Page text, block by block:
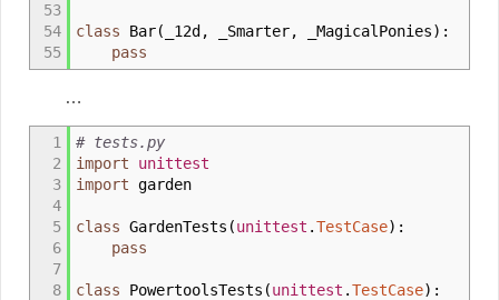
53
54
55
class Bar( _12d , _Smarter, _MagicalPonies) :
pass
…
1
2
3
4
5
6
7
8
# tests.py
import
unittest
import garden
class GardenTests (unittest .TestCase) :
pass
class PowertoolsTests (unittest .TestCase) :